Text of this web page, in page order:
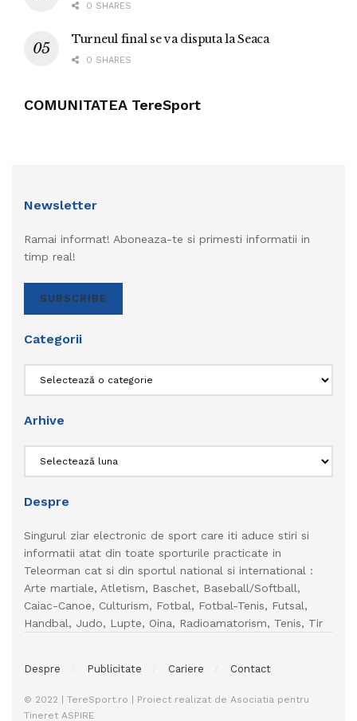
0 SHARES
Turneul final se va disputa la Seaca
0 SHARES
COMUNITATEA TereSport
Newsletter
Ramai informat! Aboneaza-te si primesti informatii in
timp real!
SUBSCRIBE
Categorii
Arhive
Despre
Singurul ziar electronic de sport care iti aduce stiri si
informatii atat din toate sporturile practicate in
Teleorman cat si din sportul national si international :
Arte martiale, Atletism, Baschet, Baseball/Softball,
Caiac-Canoe, Culturism, Fotbal, Fotbal-Tenis, Futsal,
Handbal, Judo, Lupte, Oina, Radioamatorism, Tenis, Tir
Despre Publicitate Cariere Contact
© 2022 | TereSport.ro | Proiect realizat de Asociatia pentru
Tineret ASPIRE